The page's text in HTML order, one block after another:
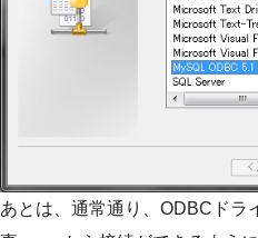
あとは、通常通り、ODBCドラ